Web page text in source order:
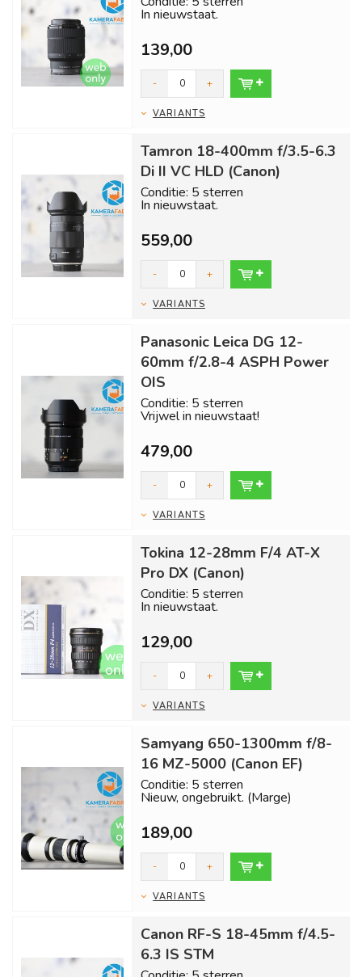
In nieuwstaat.
Inclusief 1 jaar garantie en gratis
verzending binnen 24 uur...
139,00
- +
VARIANTS
Tamron 18-400mm f/3.5-6.3
Di II VC HLD (Canon)
Conditie: 5 sterren
In nieuwstaat.
Inclusief 1 jaar garantie en gratis
verzending binnen 24 uur!...
559,00
- +
VARIANTS
Panasonic Leica DG 12-
60mm f/2.8-4 ASPH Power
OIS
Conditie: 5 sterren
Vrijwel in nieuwstaat!
Inclusief 1 jaar garantie en gratis
verzending binnen...
479,00
- +
VARIANTS
Tokina 12-28mm F/4 AT-X
Pro DX (Canon)
Conditie: 5 sterren
In nieuwstaat.
Inclusief 1 jaar garantie en gratis
verzending binnen 24 uur!...
129,00
- +
VARIANTS
Samyang 650-1300mm f/8-
16 MZ-5000 (Canon EF)
Conditie: 5 sterren
Nieuw, ongebruikt. (Marge)
Inclusief 1 jaar garantie en gratis
verzending bi...
189,00
- +
VARIANTS
Canon RF-S 18-45mm f/4.5-
6.3 IS STM